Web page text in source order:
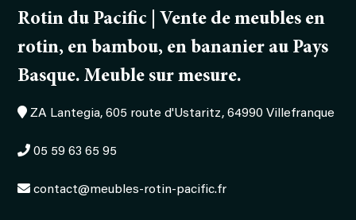
Rotin du Pacific | Vente de meubles en
rotin, en bambou, en bananier au Pays
Basque. Meuble sur mesure.
ZA Lantegia, 605 route d'Ustaritz, 64990 Villefranque
05 59 63 65 95
contact@meubles-rotin-pacific.fr